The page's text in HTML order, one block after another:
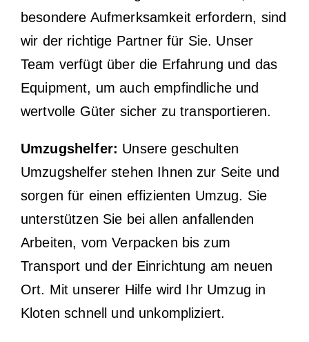
besondere Aufmerksamkeit erfordern, sind
wir der richtige Partner für Sie. Unser
Team verfügt über die Erfahrung und das
Equipment, um auch empfindliche und
wertvolle Güter sicher zu transportieren.
Umzugshelfer: Unsere geschulten
Umzugshelfer stehen Ihnen zur Seite und
sorgen für einen effizienten Umzug. Sie
unterstützen Sie bei allen anfallenden
Arbeiten, vom Verpacken bis zum
Transport und der Einrichtung am neuen
Ort. Mit unserer Hilfe wird Ihr Umzug in
Kloten schnell und unkompliziert.